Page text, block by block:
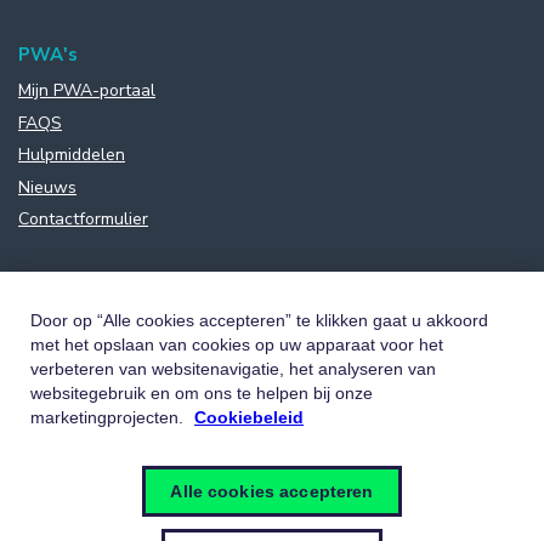
PWA's
Mijn PWA-portaal
FAQS
Hulpmiddelen
Nieuws
Contactformulier
Door op “Alle cookies accepteren” te klikken gaat u akkoord
met het opslaan van cookies op uw apparaat voor het
verbeteren van websitenavigatie, het analyseren van
websitegebruik en om ons te helpen bij onze
marketingprojecten.
Cookiebeleid
Alle cookies accepteren